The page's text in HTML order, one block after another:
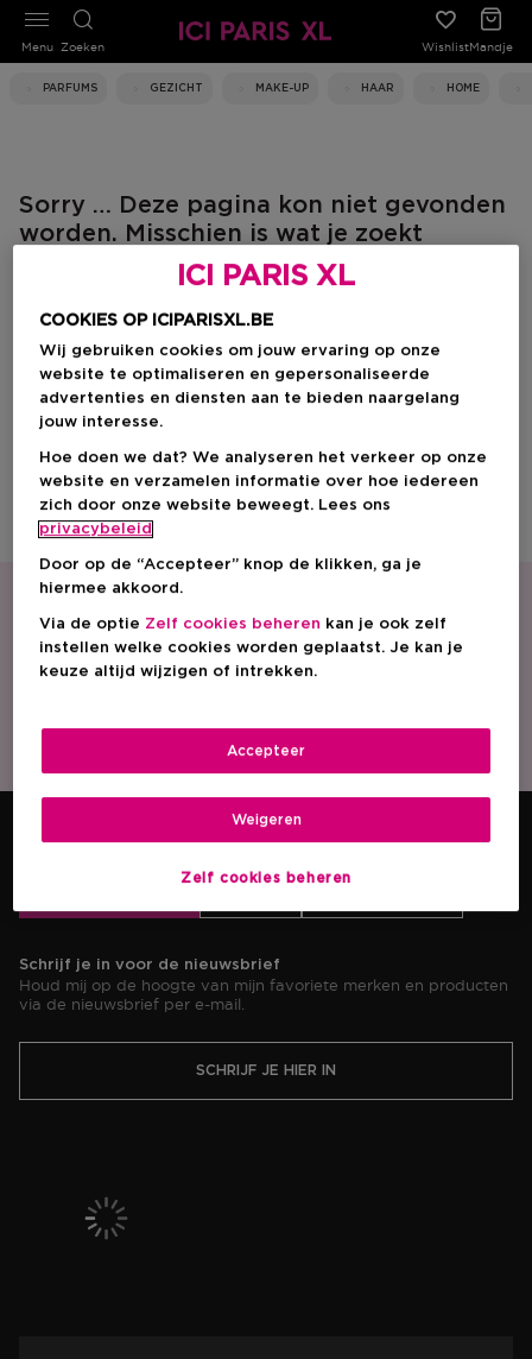
Zoeken WishlistMandje
PARFUMS GEZICHT MAKE-UP HAAR HOME
Menu
Sorry … Deze pagina kon niet gevonden
worden. Misschien is wat je zoekt
intussen verplaatst of verwijderd.
Gebruik de "Vorige" knop in je browser
om het goeie spoor terug te vinden of
ga naar Home.
Probeer het volgende:
Gebruik de "Vorige" knop in je browser om het goede spoor
terug te vinden of ga naar Home.
GRATIS
SAMPLE
GRATIS
CADEAUVERPAKKING
GRATIS
VERZENDING VANAF €25,-
CLICK &
Inloggen Mijn bestellingen
Schrijf je in voor de nieuwsbrief
Houd mij op de hoogte van mijn favoriete merken en producten
via de nieuwsbrief per e-mail.
SCHRIJF JE HIER IN
ICI PARIS XL
COOKIES OP ICIPARISXL.BE
Wij gebruiken cookies om jouw ervaring op onze
website te optimaliseren en gepersonaliseerde
advertenties en diensten aan te bieden naargelang
jouw interesse.
Hoe doen we dat? We analyseren het verkeer op onze
website en verzamelen informatie over hoe iedereen
zich door onze website beweegt. Lees ons
privacybeleid
Door op de “Accepteer” knop de klikken, ga je
hiermee akkoord.
Via de optie Zelf cookies beheren kan je ook zelf
instellen welke cookies worden geplaatst. Je kan je
keuze altijd wijzigen of intrekken.
Zelf cookies beheren
Weigeren
Accepteer